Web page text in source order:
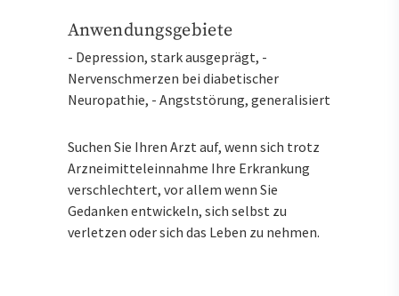
Anwendungsgebiete
- Depression, stark ausgeprägt, -
Nervenschmerzen bei diabetischer
Neuropathie, - Angststörung, generalisiert
Suchen Sie Ihren Arzt auf, wenn sich trotz
Arzneimitteleinnahme Ihre Erkrankung
verschlechtert, vor allem wenn Sie
Gedanken entwickeln, sich selbst zu
verletzen oder sich das Leben zu nehmen.